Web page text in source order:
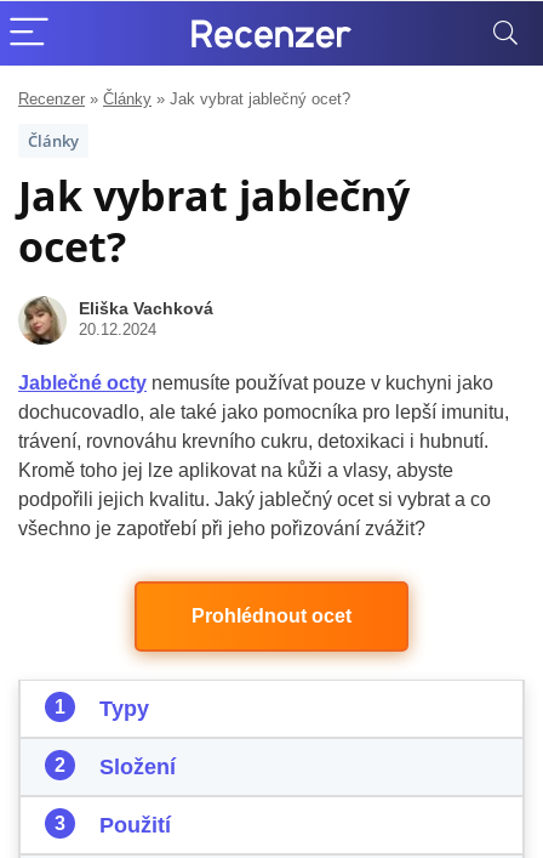
Recenzer » Články » Jak vybrat jablečný ocet?
Články
Jak vybrat jablečný
ocet?
Eliška Vachková
20.12.2024
Jablečné octy nemusíte používat pouze v kuchyni jako
dochucovadlo, ale také jako pomocníka pro lepší imunitu,
trávení, rovnováhu krevního cukru, detoxikaci i hubnutí.
Kromě toho jej lze aplikovat na kůži a vlasy, abyste
podpořili jejich kvalitu. Jaký jablečný ocet si vybrat a co
všechno je zapotřebí při jeho pořizování zvážit?
Prohlédnout ocet
Typy
Složení
Použití